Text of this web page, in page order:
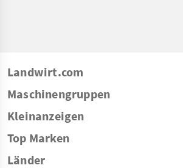
Landwirt.com
Maschinengruppen
Kleinanzeigen
Top Marken
Länder